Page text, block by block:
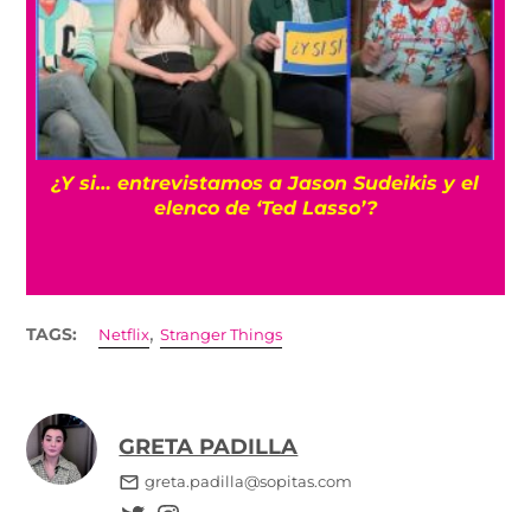
¿Y si… entrevistamos a Jason Sudeikis y el
elenco de ‘Ted Lasso’?
TAGS: Netflix,Stranger Things
GRETA PADILLA
greta.padilla@sopitas.com